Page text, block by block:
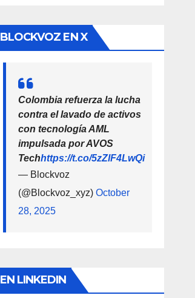
BLOCKVOZ EN X
Colombia refuerza la lucha
contra el lavado de activos
con tecnología AML
impulsada por AVOS
Techhttps://t.co/5zZlF4LwQi
— Blockvoz
(@Blockvoz_xyz) October
28, 2025
EN LINKEDIN